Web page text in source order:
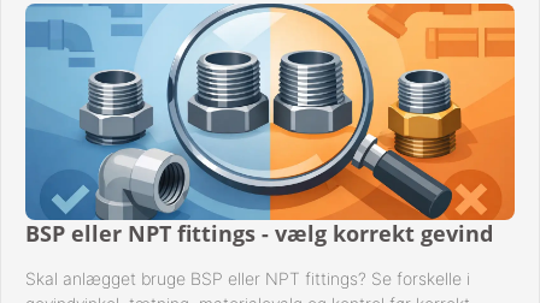
BSP eller NPT fittings - vælg korrekt gevind
Skal anlægget bruge BSP eller NPT fittings? Se forskelle i